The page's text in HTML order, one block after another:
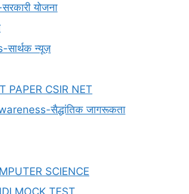
योजना
न्यूज़
PAPER CSIR NET
सैद्धांतिक जागरूकता
SCIENCE
MOCK TEST